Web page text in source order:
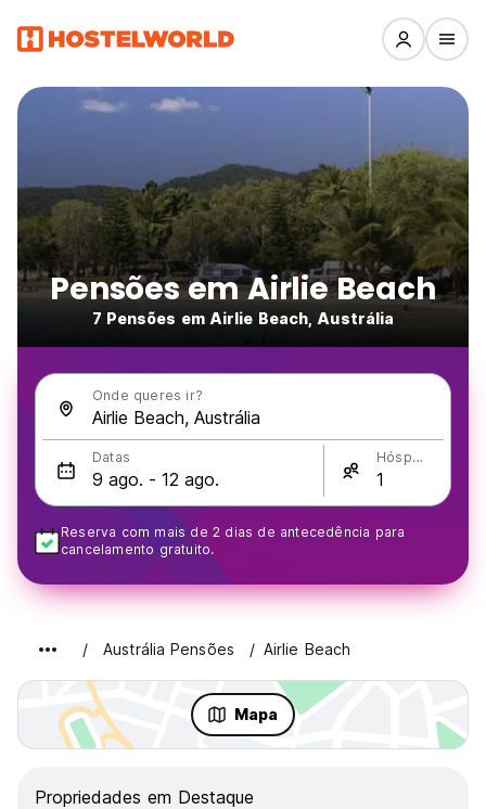
Pensões em Airlie Beach
7 Pensões em Airlie Beach, Austrália
Onde queres ir?
Datas Hóspedes
Reserva com mais de 2 dias de antecedência para
cancelamento gratuito.
Austrália Pensões Airlie Beach
Mapa
Propriedades em Destaque